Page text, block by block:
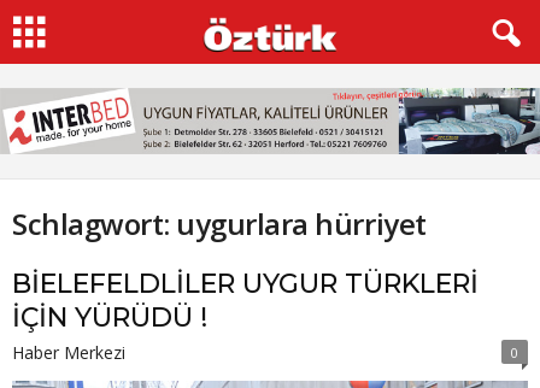
Schlagwort: uygurlara hürriyet
BİELEFELDLİLER UYGUR TÜRKLERİ
İÇİN YÜRÜDÜ !
Haber Merkezi 0